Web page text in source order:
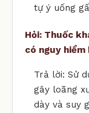
tự ý uống
Hỏi: Thuốc
có nguy hiểm
Trả lời: Sử
gây loãng
dày và suy